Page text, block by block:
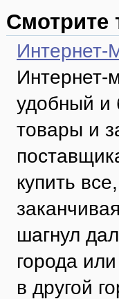
Смотрите
Интернет-
Интернет-
удобный и
товары и
купить
шагнул
города
в другой